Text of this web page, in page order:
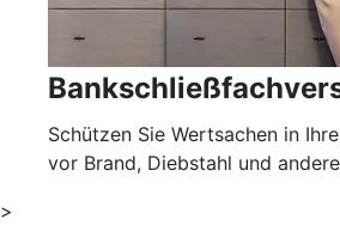
Schützen Sie Wertsachen in
vor Brand, Diebstahl und
>